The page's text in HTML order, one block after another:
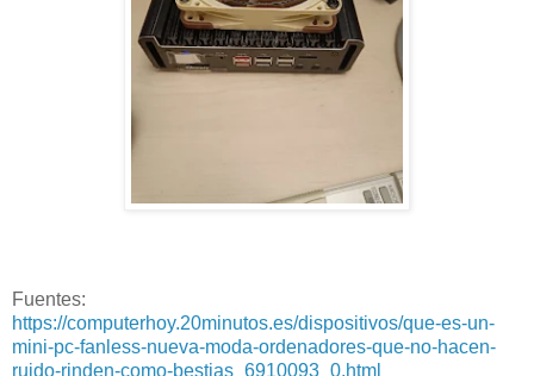
Fuentes:
https://computerhoy.20minutos.es/dispositivos/que-es-un-
mini-pc-fanless-nueva-moda-ordenadores-que-no-hacen-
ruido-rinden-como-bestias_6910093_0.html